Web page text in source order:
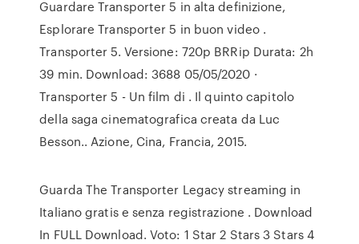
Guardare Transporter 5 in alta definizione,
Esplorare Transporter 5 in buon video .
Transporter 5. Versione: 720p BRRip Durata: 2h
39 min. Download: 3688 05/05/2020 ·
Transporter 5 - Un film di . Il quinto capitolo
della saga cinematografica creata da Luc
Besson.. Azione, Cina, Francia, 2015.
Guarda The Transporter Legacy streaming in
Italiano gratis e senza registrazione . Download
In FULL Download. Voto: 1 Star 2 Stars 3 Stars 4